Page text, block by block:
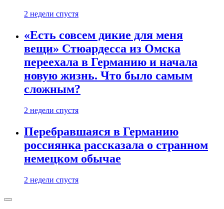
2 недели спустя
«Есть совсем дикие для меня
вещи» Стюардесса из Омска
переехала в Германию и начала
новую жизнь. Что было самым
сложным?
2 недели спустя
Перебравшаяся в Германию
россиянка рассказала о странном
немецком обычае
2 недели спустя